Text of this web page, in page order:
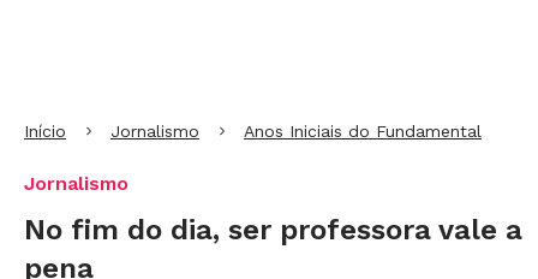
Início Jornalismo Anos Iniciais do Fundamental
Jornalismo
No fim do dia, ser professora vale a
pena